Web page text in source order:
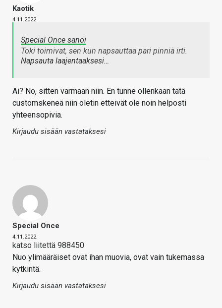
Kaotik
4.11.2022
Special Once sanoi
Toki toimivat, sen kun napsauttaa pari pinniä irti.
Napsauta laajentaaksesi…
Ai? No, sitten varmaan niin. En tunne ollenkaan tätä
customskeneä niin oletin etteivät ole noin helposti
yhteensopivia.
Kirjaudu sisään vastataksesi
Special Once
4.11.2022
katso liitettä 988450
Nuo ylimääräiset ovat ihan muovia, ovat vain tukemassa
kytkintä.
Kirjaudu sisään vastataksesi